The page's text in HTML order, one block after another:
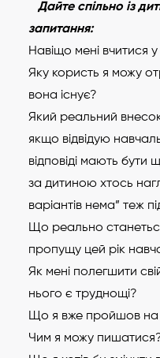
Дайте спільно із
запитання:
Навіщо мені вчитися
Яку користь я можу
вона існує?
Який реальний
якщо відвідую
відповіді мають бути
за дитиною хтось
варіантів нема” теж
Що реально
пропущу цей рік
Як мені полегшити
нього є труднощі?
Що я вже пройшов на
Чим я можу